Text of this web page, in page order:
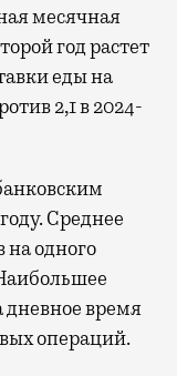
месячная
год растет
еды на
2,1 в 2024-
Среднее
на одного
дневное время
операций.